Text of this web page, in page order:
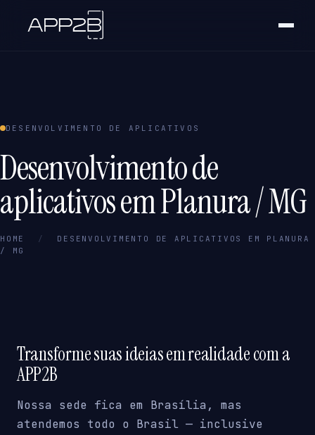
DESENVOLVIMENTO DE APLICATIVOS
Desenvolvimento de
aplicativos em Planura / MG
HOME /
DESENVOLVIMENTO DE APLICATIVOS EM PLANURA
/ MG
Transforme suas ideias em realidade com a
APP2B
Nossa sede fica em Brasília, mas
atendemos todo o Brasil — inclusive